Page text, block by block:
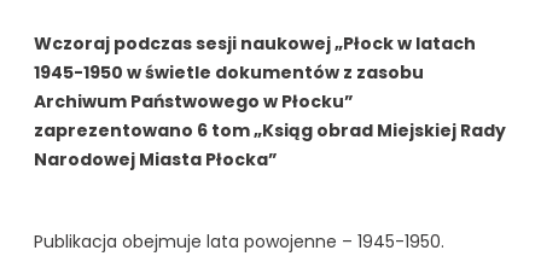
Wczoraj podczas sesji naukowej „Płock w latach
1945-1950 w świetle dokumentów z zasobu
Archiwum Państwowego w Płocku”
zaprezentowano 6 tom „Ksiąg obrad Miejskiej Rady
Narodowej Miasta Płocka”
Publikacja obejmuje lata powojenne – 1945-1950.